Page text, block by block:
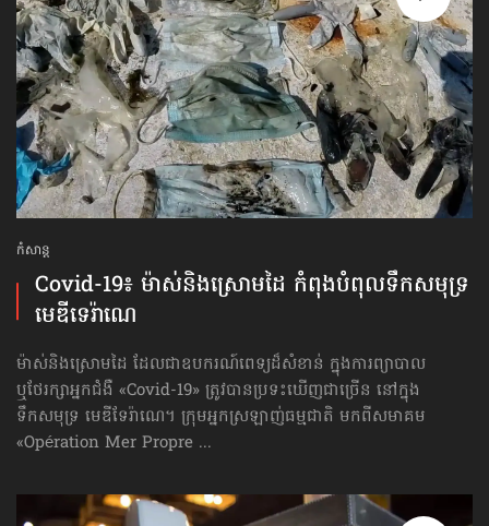
កំសាន្ដ
Covid-19៖ ម៉ាស់​និង​ស្រោមដៃ កំពុង​បំពុល​ទឹកសមុទ្រ​
មេឌីទេរ៉ាណេ
ម៉ាស់​និង​ស្រោមដៃ ដែលជាឧបករណ៍ពេទ្យ​ដ៏សំខាន់ ក្នុងការព្យាបាល
ឬថែរក្សាអ្នកជំងឺ «Covid-19» ត្រូវបានប្រទះឃើញជាច្រើន នៅក្នុង
ទឹកសមុទ្រ មេឌីទែរ៉ាណេ។ ក្រុមអ្នក​ស្រឡាញ់​ធម្មជាតិ មកពីសមាគម
«Opération Mer Propre ...